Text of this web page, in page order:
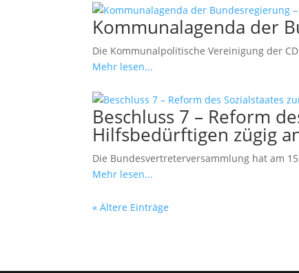
Kommunalagenda der
Die Kommunalpolitische Vereinigung der
Mehr lesen...
Beschluss 7 – Reform
Hilfsbedürftigen zügig
Die Bundesvertreterversammlung hat am
Mehr lesen...
« Ältere Einträge